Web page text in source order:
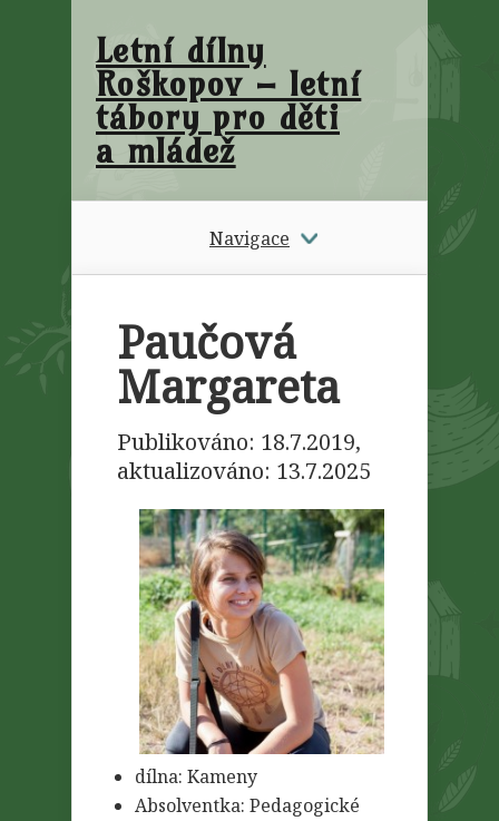
Letní dílny
Roškopov – letní
tábory pro děti
a mládež
Navigace
Paučová
Margareta
Publikováno: 18.7.2019,
aktualizováno: 13.7.2025
dílna: Kameny
Absolventka: Pedagogické